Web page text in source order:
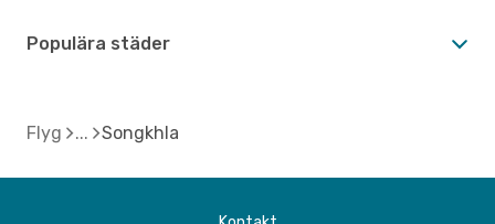
Populära städer
Flyg Songkhla